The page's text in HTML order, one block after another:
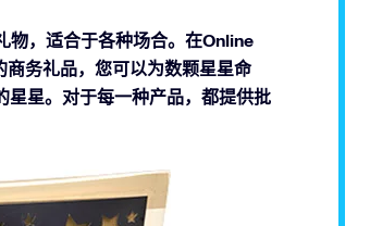
物，适合于各种场合。在Online
务礼品，您可以为数颗星星命
星星。对于每一种产品，都提供批